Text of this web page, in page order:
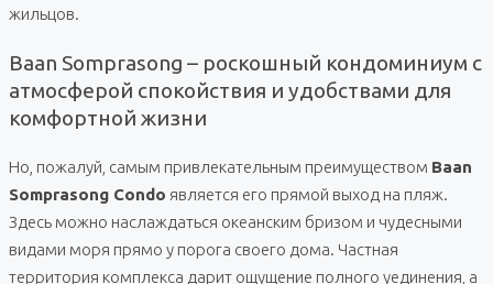
жильцов.
Baan Somprasong – роскошный кондоминиум с
атмосферой спокойствия и удобствами для
комфортной жизни
Но, пожалуй, самым привлекательным преимуществом Baan
Somprasong Condo является его прямой выход на пляж.
Здесь можно наслаждаться океанским бризом и чудесными
видами моря прямо у порога своего дома. Частная
территория комплекса дарит ощущение полного уединения, а